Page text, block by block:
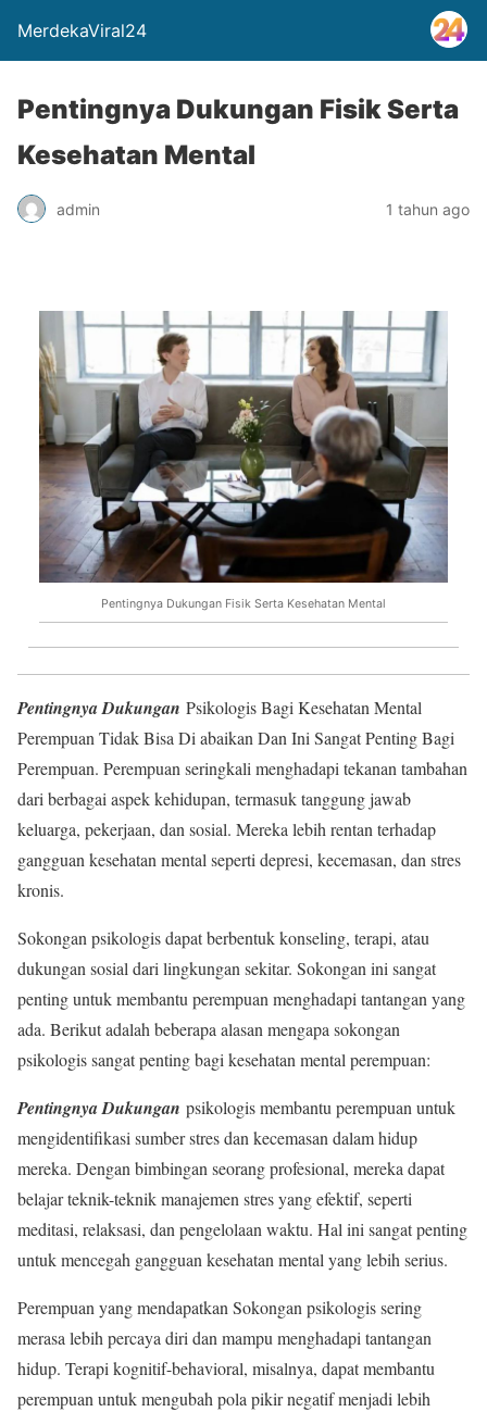
MerdekaViral24
Pentingnya Dukungan Fisik Serta
Kesehatan Mental
admin 1 tahun ago
Pentingnya Dukungan Fisik Serta Kesehatan Mental
Pentingnya Dukungan Psikologis Bagi Kesehatan Mental
Perempuan Tidak Bisa Di abaikan Dan Ini Sangat Penting Bagi
Perempuan. Perempuan seringkali menghadapi tekanan tambahan
dari berbagai aspek kehidupan, termasuk tanggung jawab
keluarga, pekerjaan, dan sosial. Mereka lebih rentan terhadap
gangguan kesehatan mental seperti depresi, kecemasan, dan stres
kronis.
Sokongan psikologis dapat berbentuk konseling, terapi, atau
dukungan sosial dari lingkungan sekitar. Sokongan ini sangat
penting untuk membantu perempuan menghadapi tantangan yang
ada. Berikut adalah beberapa alasan mengapa sokongan
psikologis sangat penting bagi kesehatan mental perempuan:
Pentingnya Dukungan psikologis membantu perempuan untuk
mengidentifikasi sumber stres dan kecemasan dalam hidup
mereka. Dengan bimbingan seorang profesional, mereka dapat
belajar teknik-teknik manajemen stres yang efektif, seperti
meditasi, relaksasi, dan pengelolaan waktu. Hal ini sangat penting
untuk mencegah gangguan kesehatan mental yang lebih serius.
Perempuan yang mendapatkan Sokongan psikologis sering
merasa lebih percaya diri dan mampu menghadapi tantangan
hidup. Terapi kognitif-behavioral, misalnya, dapat membantu
perempuan untuk mengubah pola pikir negatif menjadi lebih